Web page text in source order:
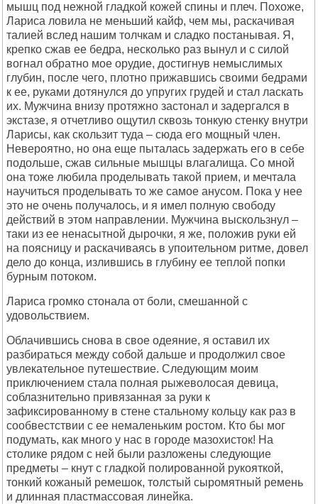
мышц под нежной гладкой кожей спины и плеч. Похоже,
Лариса ловила не меньший кайф, чем мы, раскачивая
талией вслед нашим толчкам и сладко постанывая. Я,
крепко сжав ее бедра, несколько раз вынул и с силой
вогнал обратно мое орудие, достигнув немыслимых
глубин, после чего, плотно прижавшись своими бедрами
к ее, руками дотянулся до упругих грудей и стал ласкать
их. Мужчина внизу протяжно застонал и задергался в
экстазе, я отчетливо ощутил сквозь тонкую стенку внутри
Ларисы, как скользит туда – сюда его мощный член.
Невероятно, но она еще пыталась задержать его в себе
подольше, сжав сильные мышцы влагалища. Со мной
она тоже любила проделывать такой прием, и мечтала
научиться проделывать то же самое анусом. Пока у нее
это не очень получалось, и я имел полную свободу
действий в этом направлении. Мужчина выскользнул –
таки из ее ненасытной дырочки, я же, положив руки ей
на поясницу и раскачиваясь в упоительном ритме, довел
дело до конца, излившись в глубину ее теплой попки
бурным потоком.
Лариса громко стонала от боли, смешанной с
удовольствием.
Облачившись снова в свое одеяние, я оставил их
разбираться между собой дальше и продолжил свое
увлекательное путешествие. Следующим моим
приключением стала полная рыжеволосая девица,
соблазнительно привязанная за руки к
зафиксированному в стене стальному кольцу как раз в
сообвестствии с ее немаленьким ростом. Кто бы мог
подумать, как много у нас в городе мазохисток! На
столике рядом с ней были разложены следующие
предметы – кнут с гладкой полированной рукояткой,
тонкий кожаный ремешок, толстый сыромятный ремень
и длинная пластмассовая линейка.